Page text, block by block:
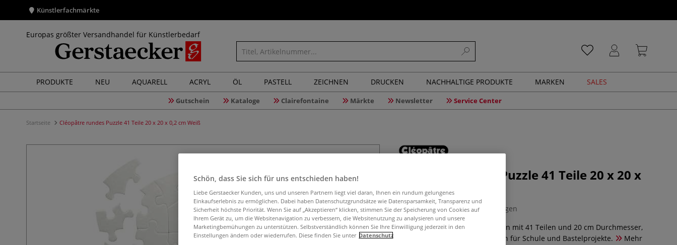
Künstlerfachmärkte
Europas größter Versandhandel für Künstlerbedarf
PRODUKTE NEU AQUARELL ACRYL ÖL PASTELL ZEICHNEN DRUCKEN NACHHALTIGE PRODUKTE MARKEN SALES
Gutschein Kataloge Clairefontaine Märkte Newsletter Service Center
Startseite Cléopâtre rundes Puzzle 41 Teile 20 x 20 x 0,2 cm Weiß
Cléopâtre rundes Puzzle 41 Teile 20 x 20 x
0,2 cm Weiß
0 Bewertungen
Rundes Puzzle aus weißem Karton mit 41 Teilen und 20 cm Durchmesser,
ideal zum Bemalen und Gestalten für Schule und Bastelprojekte.
Mehr
Schön, dass Sie sich für uns entschieden haben!
Liebe Gerstaecker Kunden, uns und unseren Partnern liegt viel daran, Ihnen ein rundum gelungenes
Einkaufserlebnis zu ermöglichen. Dabei haben Datenschutzgrundsätze wie Datensparsamkeit, Transparenz und
Sicherheit höchste Priorität. Wenn Sie auf „Akzeptieren“ klicken, stimmen Sie der Speicherung von Cookies auf
Ihrem Gerät zu, um die Websitenavigation zu verbessern, die Websitenutzung zu analysieren und unsere
Marketingbemühungen zu unterstützen. Selbstverständlich können Sie Ihre Einwilligung jederzeit in den
Einstellungen ändern oder wiederrufen. Diese finden Sie unter Datenschutz